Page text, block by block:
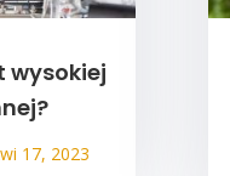
wysokiej
17, 2023